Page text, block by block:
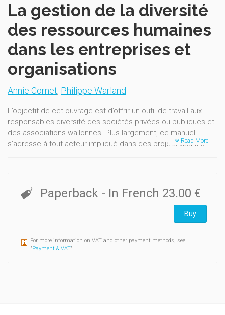
La gestion de la diversité
des ressources humaines
dans les entreprises et
organisations
Annie Cornet, Philippe Warland
L’objectif de cet ouvrage est d’offrir un outil de travail aux
responsables diversité des sociétés privées ou publiques et
des associations wallonnes. Plus largement, ce manuel
s’adresse à tout acteur impliqué dans des projets visant à
acteurs de la gestion des conseils concrets et des
exemples d’actions pouvant être implémentés dans leur
organisation. A l’initiative du Ministre de l’Economie, de
l’Emploi, du Commerce extérieur et du Patrimoine.
Read More
Paperback - In French 23.00 €
Buy
For more information on VAT and other payment methods, see
"Payment & VAT".